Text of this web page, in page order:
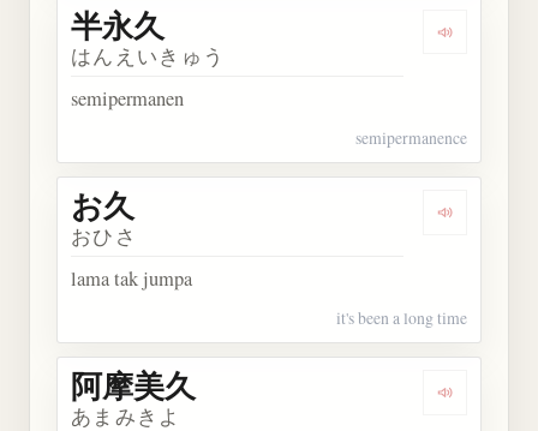
Dengarkan
半永久
はんえいきゅう
semipermanen
semipermanence
Dengarkan
お久
おひさ
lama tak jumpa
it's been a long time
Dengarkan
阿摩美久
あまみきよ